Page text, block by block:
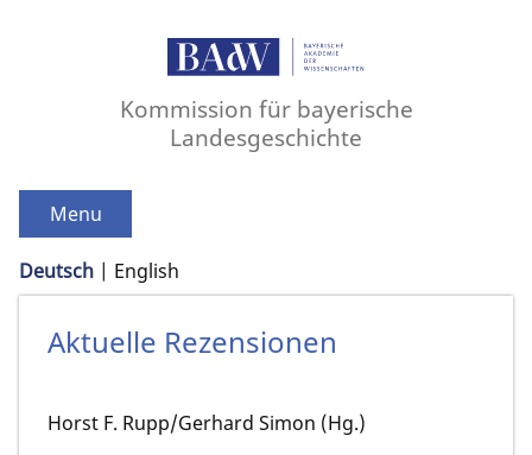
Kommission für bayerische
Landesgeschichte
Menu
Deutsch English
Aktuelle Rezensionen
Horst F. Rupp/Gerhard Simon (Hg.)